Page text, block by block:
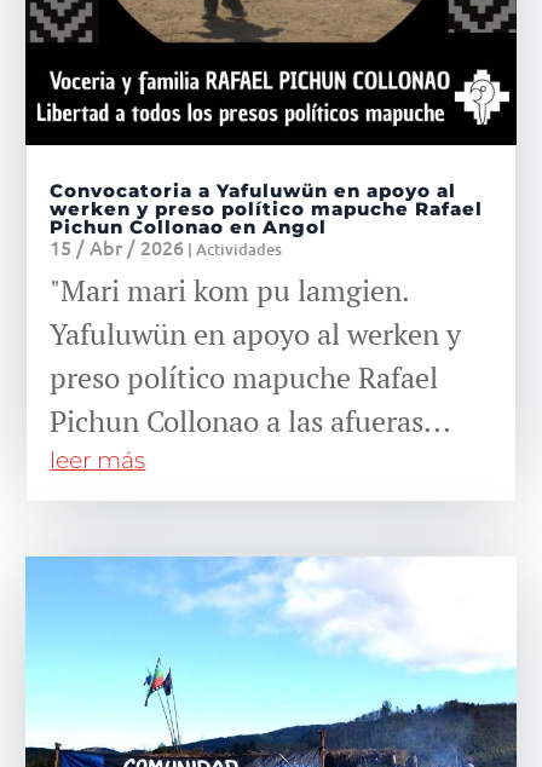
Convocatoria a Yafuluwün en apoyo al
werken y preso político mapuche Rafael
Pichun Collonao en Angol
15 / Abr / 2026 |Actividades
"Mari mari kom pu lamgien.
Yafuluwün en apoyo al werken y
preso político mapuche Rafael
Pichun Collonao a las afueras...
leer más